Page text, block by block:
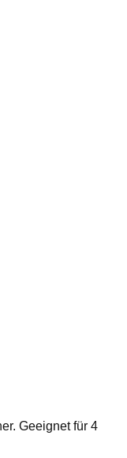
Geeignet für 4